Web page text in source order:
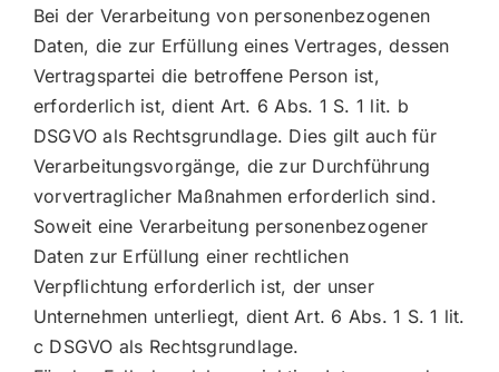
Bei der Verarbeitung von personenbezogenen
Daten, die zur Erfüllung eines Vertrages, dessen
Vertragspartei die betroffene Person ist,
erforderlich ist, dient Art. 6 Abs. 1 S. 1 lit. b
DSGVO als Rechtsgrundlage. Dies gilt auch für
Verarbeitungsvorgänge, die zur Durchführung
vorvertraglicher Maßnahmen erforderlich sind.
Soweit eine Verarbeitung personenbezogener
Daten zur Erfüllung einer rechtlichen
Verpflichtung erforderlich ist, der unser
Unternehmen unterliegt, dient Art. 6 Abs. 1 S. 1 lit.
c DSGVO als Rechtsgrundlage.